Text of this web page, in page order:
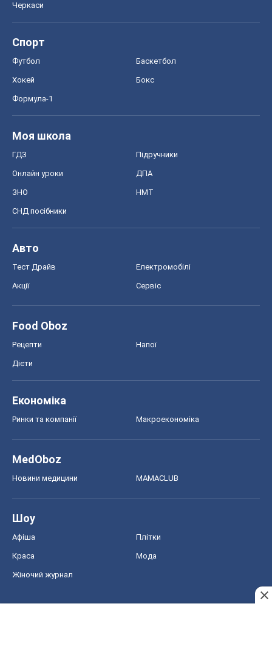
Черкаси
Спорт
Футбол Баскетбол
Хокей Бокс
Формула-1
Моя школа
ГДЗ Підручники
Онлайн уроки ДПА
ЗНО НМТ
СНД посібники
Авто
Тест Драйв Електромобілі
Акції Сервіс
Food Oboz
Рецепти Напої
Дієти
Економіка
Ринки та компанії Макроекономіка
MedOboz
Новини медицини MAMACLUB
Шоу
Афіша Плітки
Краса Мода
Жіночий журнал